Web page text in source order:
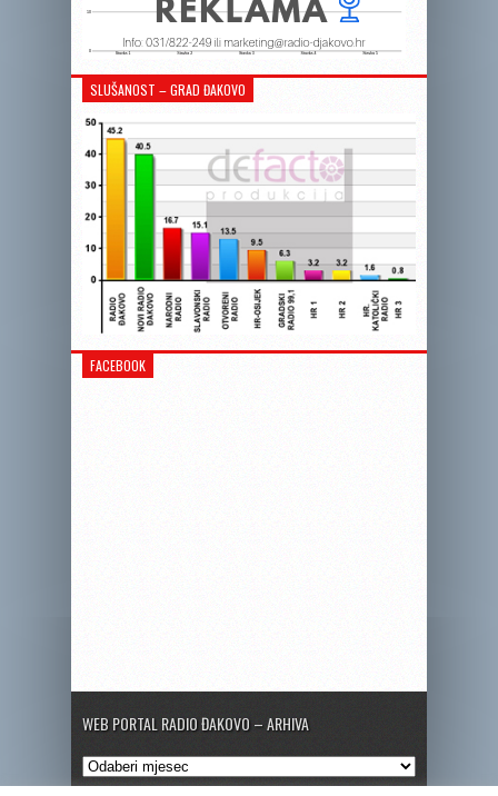
SLUŠANOST – GRAD ĐAKOVO
FACEBOOK
WEB PORTAL RADIO ĐAKOVO – ARHIVA
Web
portal